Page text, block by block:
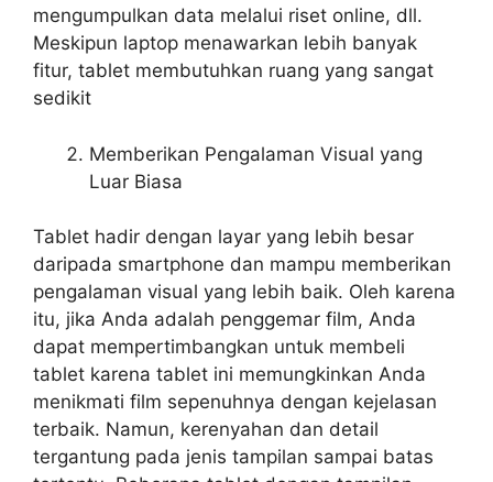
mengumpulkan data melalui riset online, dll.
Meskipun laptop menawarkan lebih banyak
fitur, tablet membutuhkan ruang yang sangat
sedikit
Memberikan Pengalaman Visual yang
Luar Biasa
Tablet hadir dengan layar yang lebih besar
daripada smartphone dan mampu memberikan
pengalaman visual yang lebih baik. Oleh karena
itu, jika Anda adalah penggemar film, Anda
dapat mempertimbangkan untuk membeli
tablet karena tablet ini memungkinkan Anda
menikmati film sepenuhnya dengan kejelasan
terbaik. Namun, kerenyahan dan detail
tergantung pada jenis tampilan sampai batas